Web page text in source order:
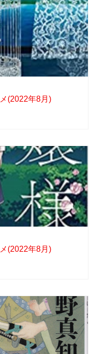
(2022年8月)
(2022年8月)